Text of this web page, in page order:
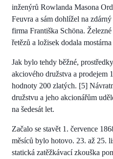
inženýrů Rowlanda Masona
Feuvra a sám dohlížel na
firma Františka Schöna.
řetězů a ložisek dodala
Jak bylo tehdy běžné,
akciového družstva a prodejem
hodnoty 200 zlatých. [5]
družstvu a jeho akcionářům
na šedesát let.
Začalo se stavět 1. července
měsíců bylo hotovo. 23. až 25.
statická zatěžkávací zkouška